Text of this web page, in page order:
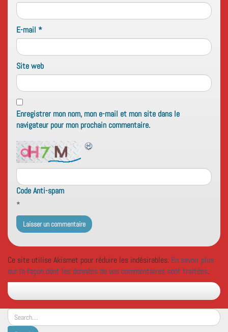
E-mail *
Site web
Enregistrer mon nom, mon e-mail et mon site dans le
navigateur pour mon prochain commentaire.
Code Anti-spam
*
Ce site utilise Akismet pour réduire les indésirables. En savoir plus
sur la façon dont les données de vos commentaires sont traitées.